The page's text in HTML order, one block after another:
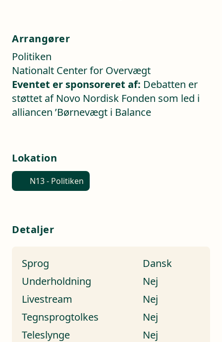
Arrangører
Politiken
Nationalt Center for Overvægt
Eventet er sponsoreret af: Debatten er
støttet af Novo Nordisk Fonden som led i
alliancen ’Børnevægt i Balance
Lokation
N13 - Politiken
Detaljer
Sprog
Dansk
Underholdning
Nej
Livestream
Nej
Tegnsprogtolkes
Nej
Teleslynge
Nej